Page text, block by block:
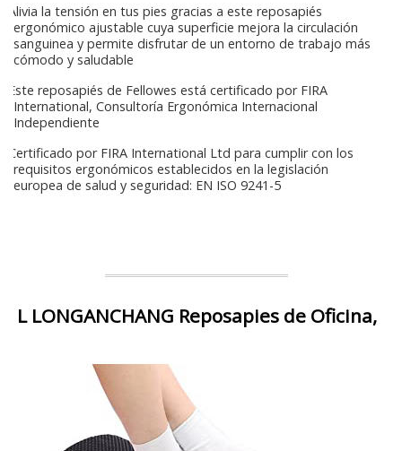
Alivia la tensión en tus pies gracias a este reposapiés
ergonómico ajustable cuya superficie mejora la circulación
sanguinea y permite disfrutar de un entorno de trabajo más
cómodo y saludable
Este reposapiés de Fellowes está certificado por FIRA
International, Consultoría Ergonómica Internacional
Independiente
Certificado por FIRA International Ltd para cumplir con los
requisitos ergonómicos establecidos en la legislación
europea de salud y seguridad: EN ISO 9241-5
L LONGANCHANG Reposapies de Oficina,